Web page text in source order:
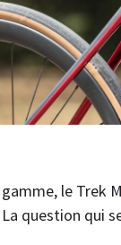
le Trek
question qui